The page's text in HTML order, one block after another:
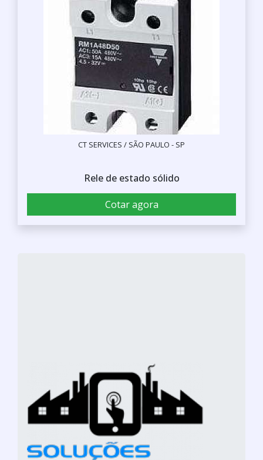
CT SERVICES / SÃO PAULO - SP
Rele de estado sólido
Cotar agora